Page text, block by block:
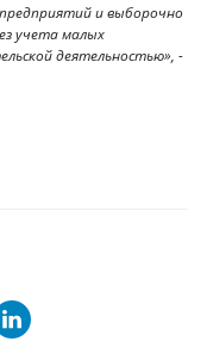
и выборочно
учета малых
деятельностью», -
защиты и
упростить